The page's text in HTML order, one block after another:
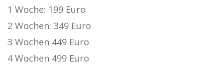
1 Woche: 199 Euro
2 Wochen: 349 Euro
3 Wochen 449 Euro
4 Wochen 499 Euro